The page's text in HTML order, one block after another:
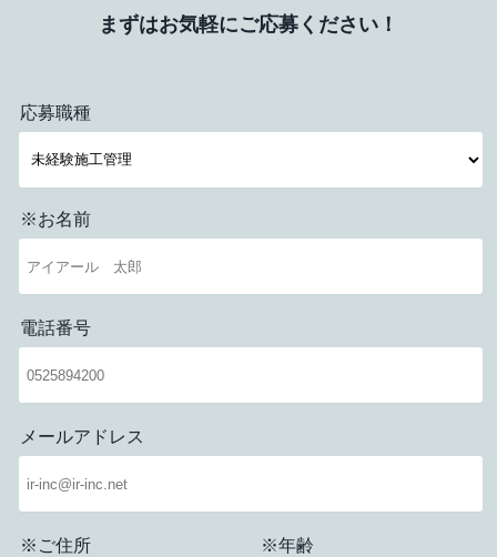
まずはお気軽にご応募ください！
応募職種
※お名前
電話番号
メールアドレス
※ご住所 ※年齢